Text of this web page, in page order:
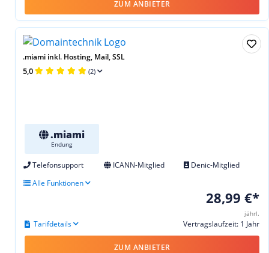
ZUM ANBIETER
.miami inkl. Hosting, Mail, SSL
5,0 (2)
.miami
Endung
Telefonsupport ICANN-Mitglied
Denic-Mitglied
Alle Funktionen
28,99 €*
jährl.
Vertragslaufzeit: 1 Jahr
Tarifdetails
ZUM ANBIETER